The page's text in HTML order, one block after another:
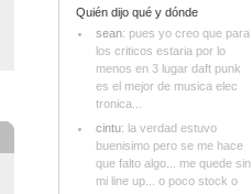
Quién dijo qué y dónde
sean: pues yo creo que para
los criticos estaria por lo
menos en 3 lugar daft punk
es el mejor de musica elec
tronica...
cintu: la verdad estuvo
buenisimo pero se me hace
que falto algo... me quede sin
mi line up... o poco stock o